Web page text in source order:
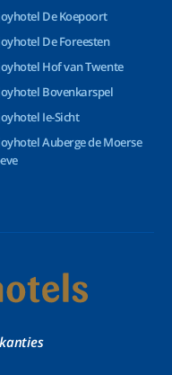
De Koepoort
De Foreesten
Hof van Twente
Bovenkarspel
Ie-Sicht
Auberge de Moerse